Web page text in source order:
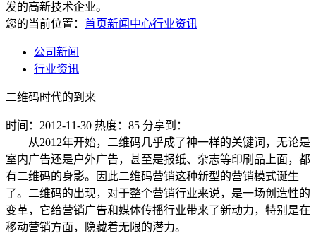
发的高新技术企业。
您的当前位置： 首页新闻中心行业资讯
公司新闻
行业资讯
二维码时代的到来
时间：2012-11-30 热度：85 分享到：
从2012年开始，二维码几乎成了神一样的关键词，无论是
室内广告还是户外广告，甚至是报纸、杂志等印刷品上面，都
有二维码的身影。因此二维码营销这种新型的营销模式诞生
了。二维码的出现，对于整个营销行业来说，是一场创造性的
变革，它给营销广告和媒体传播行业带来了新动力，特别是在
移动营销方面，隐藏着无限的潜力。